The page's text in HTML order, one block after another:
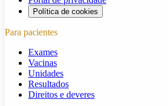
Política de cookies
Para pacientes
Exames
Vacinas
Unidades
Resultados
Direitos e deveres